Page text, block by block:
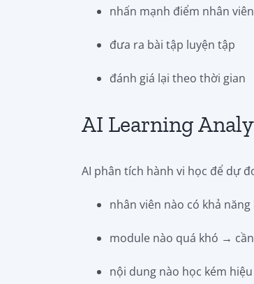
nhấn mạnh điểm nhân
đưa ra bài tập luyện tập
đánh giá lại theo thời gian
AI Learning
AI phân tích hành vi học để dự
nhân viên nào có khả
module nào quá khó →
nội dung nào học kém